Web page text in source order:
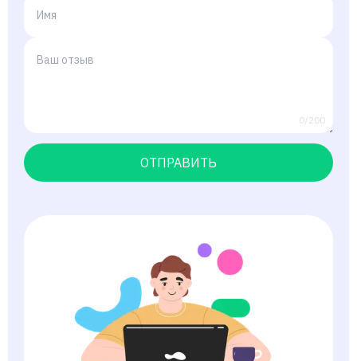
0/200
ОТПРАВИТЬ